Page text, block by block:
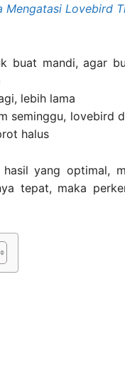
Mengatasi Lovebird
buat mandi, agar
lebih lama
seminggu, lovebird
halus
hasil yang optimal,
tepat, maka